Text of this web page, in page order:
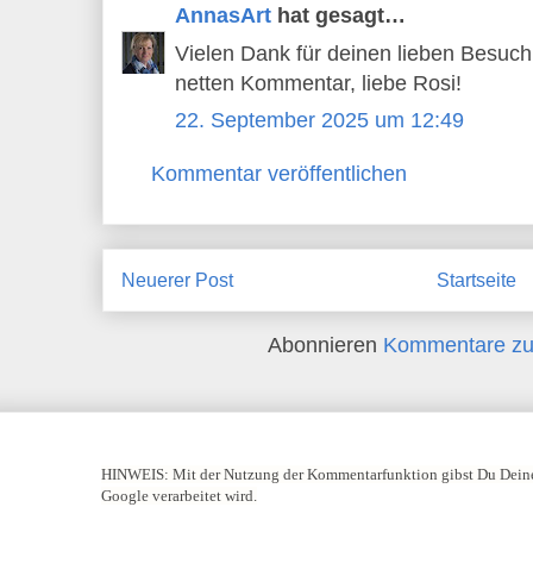
AnnasArt hat gesagt…
Vielen Dank für deinen lieben
netten Kommentar, liebe Rosi!
22. September 2025 um 12:49
Kommentar veröffentlichen
Neuerer Post Startseite
Abonnieren Kommentare
HINWEIS: Mit der Nutzung der Kommentarfunktion gibst Du
Google verarbeitet wird.